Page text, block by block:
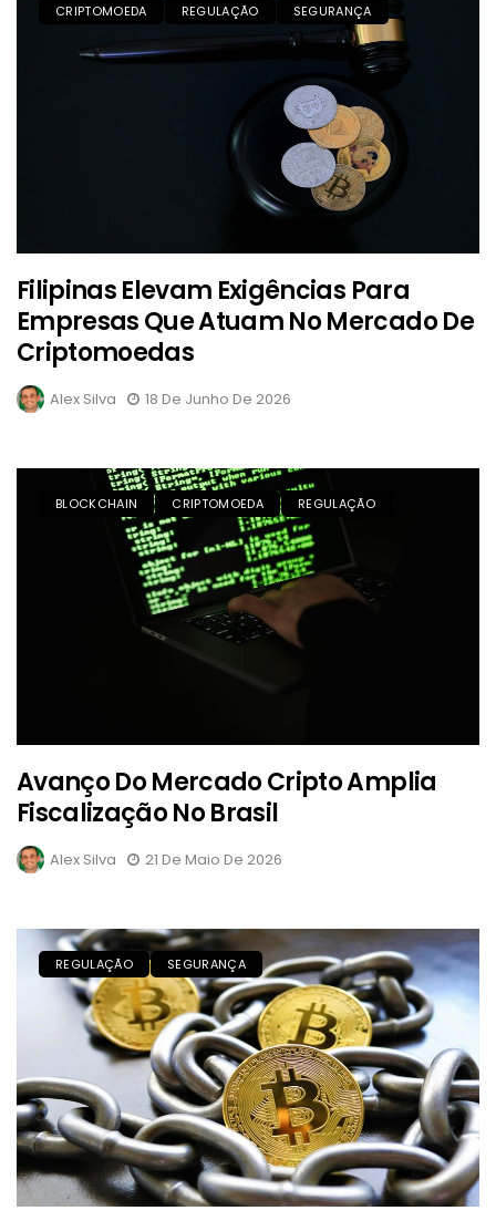
CRIPTOMOEDA REGULAÇÃO SEGURANÇA
Filipinas Elevam Exigências Para
Empresas Que Atuam No Mercado De
Criptomoedas
Alex Silva 18 De Junho De 2026
BLOCKCHAIN CRIPTOMOEDA REGULAÇÃO
Avanço Do Mercado Cripto Amplia
Fiscalização No Brasil
Alex Silva 21 De Maio De 2026
REGULAÇÃO SEGURANÇA